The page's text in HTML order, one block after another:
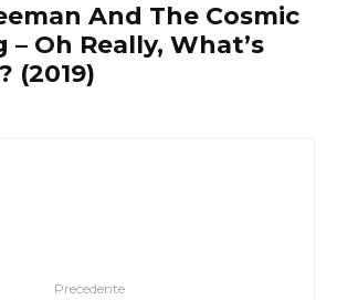
And The Cosmic
Oh Really, What’s
(2019)
Precedente